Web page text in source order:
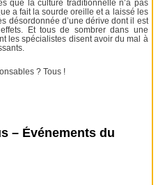
que la culture traditionnelle n’a pas
a fait la sourde oreille et a laissé les
désordonnée d’une dérive dont il est
Et tous de sombrer dans une
les spécialistes disent avoir du mal à
? Tous !
– Événements du